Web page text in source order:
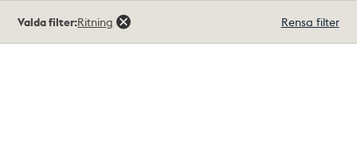
träffar
Valda filter:Ritning Rensa filter